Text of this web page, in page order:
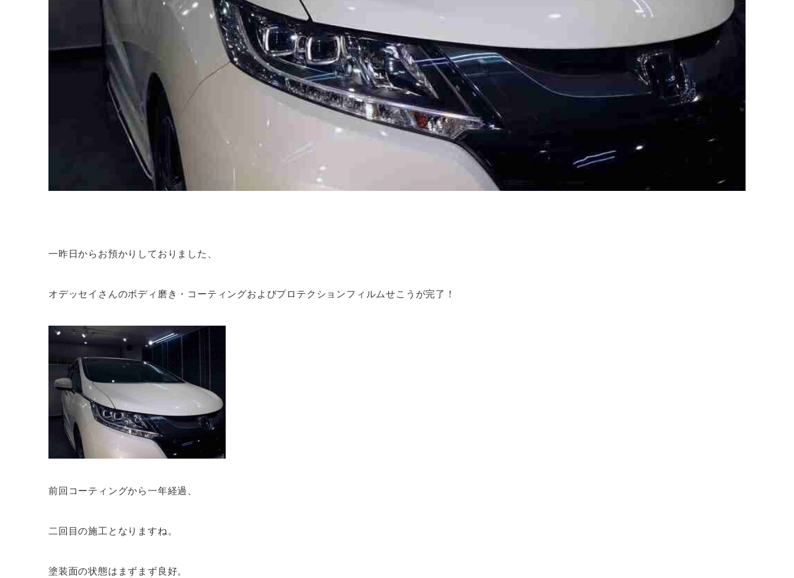
一昨日からお預かりしておりました、
オデッセイさんのボディ磨き・コーティングおよびプロテクションフィルムせこうが完了！
前回コーティングから一年経過、
二回目の施工となりますね。
塗装面の状態はまずまず良好。